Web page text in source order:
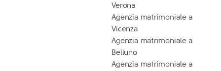
Verona
Agenzia matrimoniale a
Vicenza
Agenzia matrimoniale a
Belluno
Agenzia matrimoniale a